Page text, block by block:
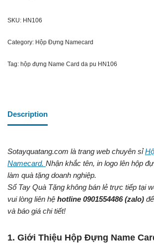
SKU: HN106
Category: Hộp Đựng Namecard
Tag: hộp đựng Name Card da pu HN106
Description
Sotayquatang.com là trang web chuyên sỉ
Namecard. Nhận khắc tên, in logo lên hộp
làm quà tặng doanh nghiệp.
Sổ Tay Quà Tặng không bán lẻ trực tiếp tại
vui lòng liên hệ hotline 0901554486 (zalo)
và báo giá chi tiết!
1. Giới Thiệu Hộp Đựng Name